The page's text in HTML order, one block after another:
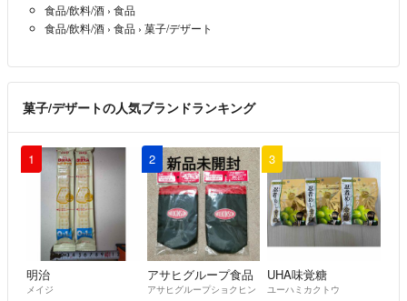
食品/飲料/酒 › 食品
食品/飲料/酒 › 食品 › 菓子/デザート
菓子/デザートの人気ブランドランキング
1
明治
メイジ
2
アサヒグループ食品
アサヒグループショクヒン
3
UHA味覚糖
ユーハミカクトウ